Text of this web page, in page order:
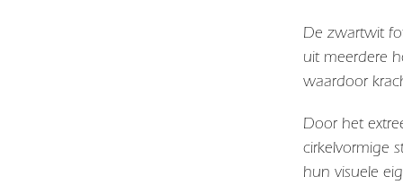
De zwartwit
uit meerdere
waardoor
Door het
cirkelvormige
hun visuele